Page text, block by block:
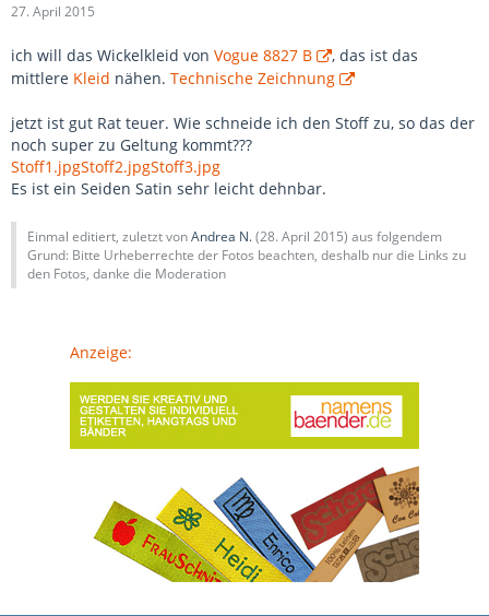
27. April 2015
ich will das Wickelkleid von Vogue 8827 B
, das ist das
mittlere Kleid nähen. Technische Zeichnung
jetzt ist gut Rat teuer. Wie schneide ich den Stoff zu, so das der
noch super zu Geltung kommt???
Stoff1.jpgStoff2.jpgStoff3.jpg
Es ist ein Seiden Satin sehr leicht dehnbar.
Einmal editiert, zuletzt vonAndrea N.(28. April 2015) aus folgendem
Grund: Bitte Urheberrechte der Fotos beachten, deshalb nur die Links zu
den Fotos, danke die Moderation
Anzeige: